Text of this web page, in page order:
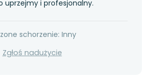
uprzejmy i profesjonalny.
schorzenie: Inny
Zgłoś nadużycie